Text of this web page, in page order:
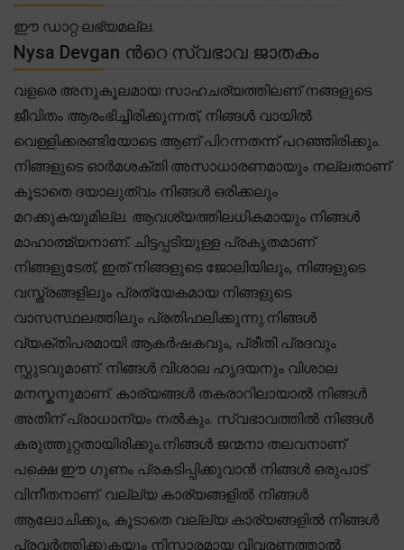
ഈ ഡാറ്റ ലഭ്യമല്ല.
Nysa Devgan ൻറെ സ്വഭാവ ജാതകം
വളരെ അനുകൂലമായ സാഹചര്യത്തിലണ് നങ്ങളുടെ
ജീവിതം ആരംഭിച്ചിരിക്കുന്നത്, നിങ്ങൾ വായിൽ
വെള്ളിക്കരണ്ടിയോടെ ആണ് പിറന്നതന്ന് പറഞ്ഞിരിക്കും.
നിങ്ങളുടെ ഓർമശക്തി അസാധാരണമായും നല്ലതാണ്
കൂടാതെ ദയാലുത്വം നിങ്ങൾ ഒരിക്കലും
മറക്കുകയുമില്ല. ആവശ്യത്തിലധികമായും നിങ്ങൾ
മാഹാത്മ്യനാണ്. ചിട്ടപ്പടിയുള്ള പ്രകൃതമാണ്
നിങ്ങളുടേത്, ഇത് നിങ്ങളുടെ ജോലിയിലും, നിങ്ങളുടെ
വസ്ത്രങ്ങളിലും പ്രത്യേകമായ നിങ്ങളുടെ
വാസസ്ഥലത്തിലും പ്രതിഫലിക്കുന്നു.നിങ്ങൾ
വ്യക്തിപരമായി ആകർഷകവും, പ്രീതി പ്രദവും
സ്ഫുടവുമാണ്. നിങ്ങൾ വിശാല ഹൃദയനും വിശാല
മനസ്കനുമാണ്. കാര്യങ്ങൾ തകരാറിലായാൽ നിങ്ങൾ
അതിന് പ്രാധാന്യം നൽകും. സ്വഭാവത്തിൽ നിങ്ങൾ
കരുത്തുറ്റതായിരിക്കും.നിങ്ങൾ ജന്മനാ തലവനാണ്
പക്ഷെ ഈ ഗുണം പ്രകടിപ്പിക്കുവാൻ നിങ്ങൾ ഒരുപാട്
വിനീതനാണ്. വല്ല്യ കാര്യങ്ങളിൽ നിങ്ങൾ
ആലോചിക്കും, കൂടാതെ വല്ല്യ കാര്യങ്ങളിൽ നിങ്ങൾ
പ്രവർത്തിക്കുകയും നിസ്സാരമായ വിവരണത്താൽ